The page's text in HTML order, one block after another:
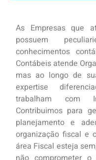
As Empresas que
possuem
conhecimentos
Contábeis atende
mas ao longo de
expertise
trabalham com
Contribuimos para
planejamento e
organização fiscal e
área Fiscal esteja